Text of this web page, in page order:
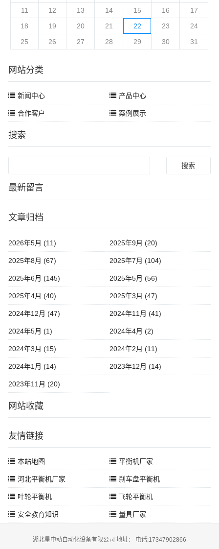
11
12 13 14 15 16
17
18
19 20 21 22 23
24
25
26 27 28 29 30 31
网站分类
新闻中心 产品中心
合作客户 案例展示
搜索
最新留言
文章归档
2026年5月 (11) 2025年9月 (20)
2025年8月 (67) 2025年7月 (104)
2025年6月 (145) 2025年5月 (56)
2025年4月 (40) 2025年3月 (47)
2024年12月 (47) 2024年11月 (41)
2024年5月 (1) 2024年4月 (2)
2024年3月 (15) 2024年2月 (11)
2024年1月 (14) 2023年12月 (14)
2023年11月 (20)
网站收藏
友情链接
本站地图 平衡机厂家
河北平衡机厂家 刹车盘平衡机
叶轮平衡机 飞轮平衡机
安全教育知识 量具厂家
湖北星申动自动化设备有限公司 地址： 电话:17347902866